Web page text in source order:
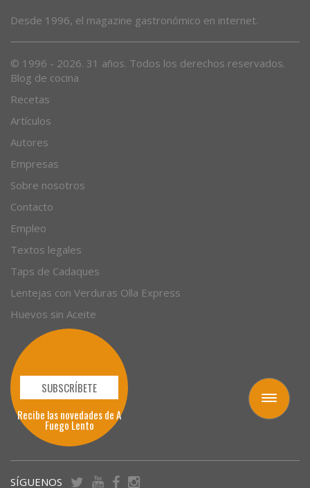
Toggle
navigation
Desde 1996, el magazine gastronómico en internet.
© 1996 - 2026. 31 años. Todos los derechos reservados.
Blog de cocina
Recetas
Artículos
Autores
Empresas
Sobre nosotros
Contacto
Empleo
Textos legales
Taps de Cadaques
Lentejas con Verduras Olla Express
Huevos sin Aceite
SUBSCRÍBETE
Recibe las novedades de A
Fuego Lento
SÍGUENOS